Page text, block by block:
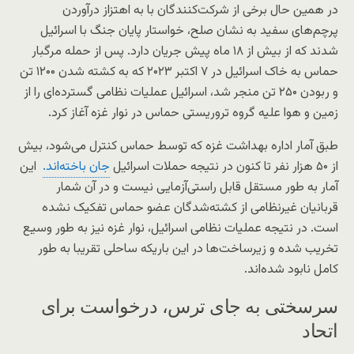
در همین حال برخی از شرکت‌کنندگان با به اهتزاز درآوردن
پرچم‌های سفید به نشان صلح، خواستار پایان جنگ با اسرائیل
شدند که از بیش از ۱۸ ماه پیش جریان دارد. پس از حمله مرگبار
حماس به خاک اسرائیل در ۷ اکتبر ۲۰۲۳ که به کشته شدن ۱۲۰۰ تن
و ربودن ۲۵۰ تن منجر شد، اسرائیل عملیات نظامی گسترده‌ای را از
زمین و هوا علیه گروه تروریستی حماس در نوار غزه آغاز کرد.
طبق آمار اداره بهداشت غزه که توسط حماس کنترل می‌شود، بیش
از ۵۰ هزار نفر تا کنون در نتیجه حملات اسرائیل
جان باخته‌اند. این
آمار به طور مستقل قابل راستی‌آزمایی نیست و در آن شمار
قربانیان غیرنظامی از کشته‌شدگان عضو حماس تفکیک نشده
است. در نتیجه عملیات نظامی اسرائیل، نوار غزه نیز به طور وسیع
تخریب‌ شده و زیرساخت‌ها در این باریکه ساحلی تقریبا به طور
کامل نابود شده‌اند.
سرسختی به جای ترس، درخواست برای
اتحاد